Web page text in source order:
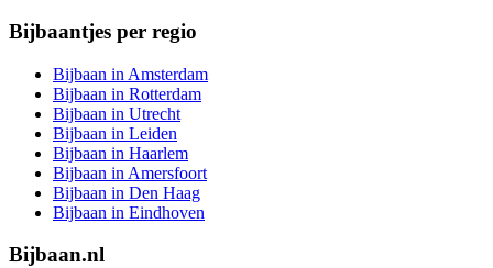
Bijbaantjes per regio
Bijbaan in Amsterdam
Bijbaan in Rotterdam
Bijbaan in Utrecht
Bijbaan in Leiden
Bijbaan in Haarlem
Bijbaan in Amersfoort
Bijbaan in Den Haag
Bijbaan in Eindhoven
Bijbaan.nl